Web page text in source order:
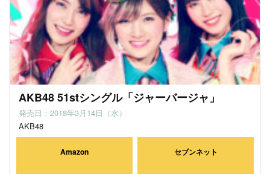
AKB48 51stシングル「ジャーバージャ」
発売日：2018年3月14日（水）
AKB48
Amazon セブンネット